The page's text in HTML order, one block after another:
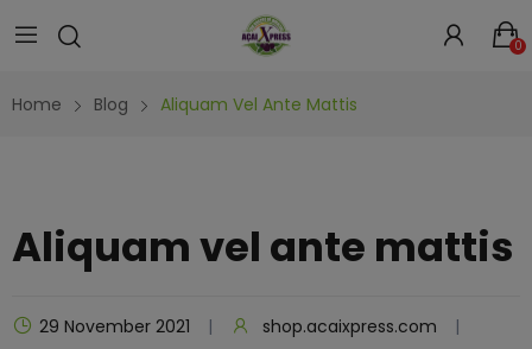
0
Home Blog Aliquam Vel Ante Mattis
Aliquam vel ante mattis
29 November 2021
shop.acaixpress.com